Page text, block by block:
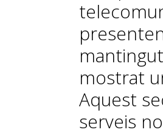
mostrat
Aquest
serveis